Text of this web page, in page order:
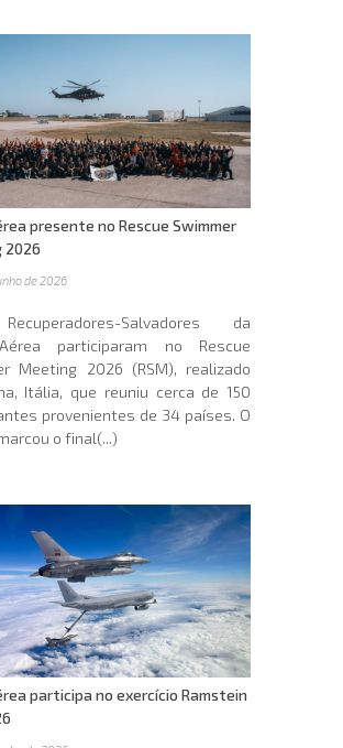
presente no Rescue Swimmer
2026
de 2026
Salvadores da
participaram no Rescue
Meeting 2026 (RSM), realizado
Itália, que reuniu cerca de 150
provenientes de 34 países. O
o final(...)
participa no exercício Ramstein